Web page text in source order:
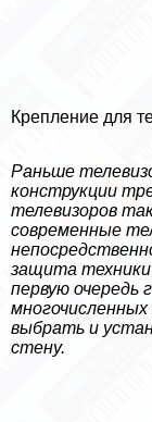
Крепление для
Раньше
конструкции
телевизоров
современные
защита
первую очередь
выбрать и
стену.